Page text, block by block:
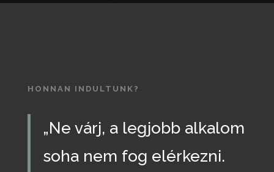
HONNAN INDULTUNK?
„Ne várj, a legjobb alkalom
soha nem fog elérkezni.